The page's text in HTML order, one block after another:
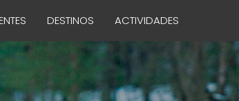
DESTINOS ACTIVIDADES